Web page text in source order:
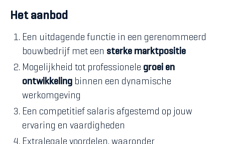
Het aanbod
Een uitdagende functie in een gerenommeerd
bouwbedrijf met een sterke marktpositie
Mogelijkheid tot professionele groei en
ontwikkeling binnen een dynamische
werkomgeving
Een competitief salaris afgestemd op jouw
ervaring en vaardigheden
Extralegale voordelen, waaronder